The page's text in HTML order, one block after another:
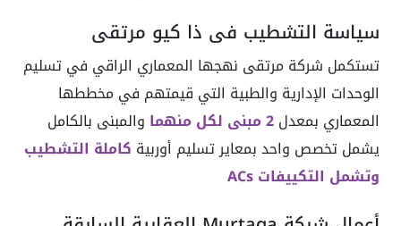
سياسة التشطيب في ذا كيو مرتقى
تستكمل شركة مرتقى نهجها المعماري الراقي في تسليم
الوحدات الإدارية والطبية التي قيمتهم في مخططها
المعماري بمعدل2مبنى لكل منهما والمبنى بالكامل
يشمل تخصص واحد بمعاير تسليم أوربية كاملة التشطيب
وتشمل التكييفات ACs